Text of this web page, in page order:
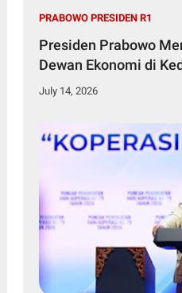
PRABOWO PRESIDEN R1
Presiden Prabowo
Dewan Ekonomi di
July 14, 2026